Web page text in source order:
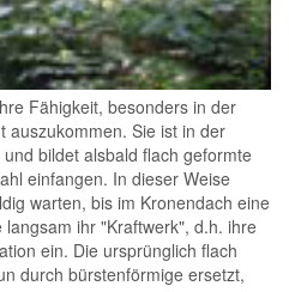
Fähigkeit, besonders in der
auszukommen. Sie ist in der
bildet alsbald flach geformte
einfangen. In dieser Weise
warten, bis im Kronendach eine
ihr "Kraftwerk", d.h. ihre
ein. Die ursprünglich flach
durch bürstenförmige ersetzt,